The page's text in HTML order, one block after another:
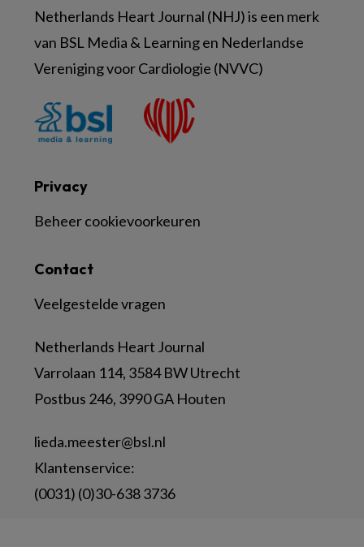
Contact
Veelgestelde vragen
Netherlands Heart Journal
Varrolaan 114, 3584 BW Utrecht
Postbus 246, 3990 GA Houten
lieda.meester@bsl.nl
Klantenservice:
(0031) (0)30-638 3736
Privacy
Beheer cookievoorkeuren
Netherlands Heart Journal (NHJ) is een merk
van BSL Media & Learning en Nederlandse
Vereniging voor Cardiologie (NVVC)